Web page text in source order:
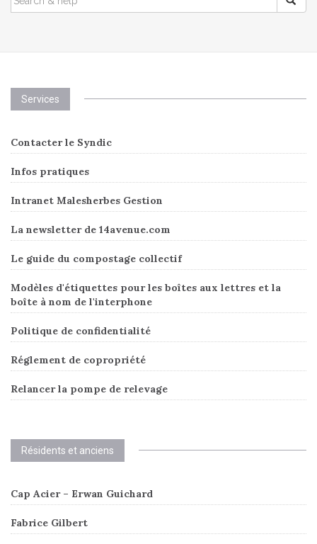
FOR:
Services
Contacter le Syndic
Infos pratiques
Intranet Malesherbes Gestion
La newsletter de 14avenue.com
Le guide du compostage collectif
Modèles d'étiquettes pour les boîtes aux lettres et la
boîte à nom de l'interphone
Politique de confidentialité
Réglement de copropriété
Relancer la pompe de relevage
Résidents et anciens
Cap Acier – Erwan Guichard
Fabrice Gilbert